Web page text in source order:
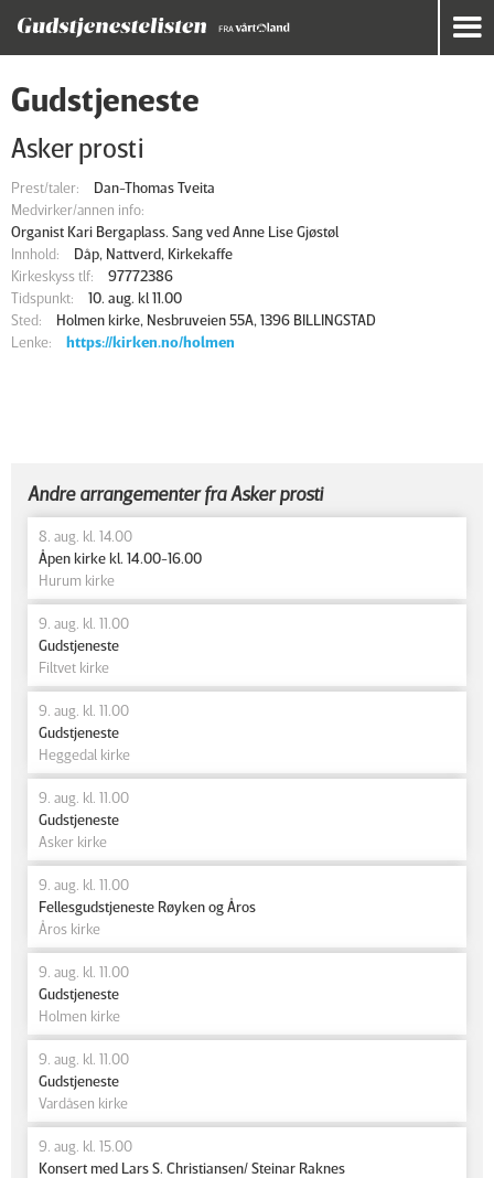
Gudstjeneste
Asker prosti
Prest/taler:
Dan-Thomas Tveita
Medvirker/annen info:
Organist Kari Bergaplass. Sang ved Anne Lise Gjøstøl
Innhold:
Dåp, Nattverd, Kirkekaffe
Kirkeskyss tlf:
97772386
Tidspunkt:
10. aug. kl 11.00
Sted:
Holmen kirke, Nesbruveien 55A, 1396 BILLINGSTAD
Lenke:
https://kirken.no/holmen
Andre arrangementer fra Asker prosti
8. aug. kl. 14.00
Åpen kirke kl. 14.00-16.00
Hurum kirke
9. aug. kl. 11.00
Gudstjeneste
Filtvet kirke
9. aug. kl. 11.00
Gudstjeneste
Heggedal kirke
9. aug. kl. 11.00
Gudstjeneste
Asker kirke
9. aug. kl. 11.00
Fellesgudstjeneste Røyken og Åros
Åros kirke
9. aug. kl. 11.00
Gudstjeneste
Holmen kirke
9. aug. kl. 11.00
Gudstjeneste
Vardåsen kirke
9. aug. kl. 15.00
Konsert med Lars S. Christiansen/ Steinar Raknes